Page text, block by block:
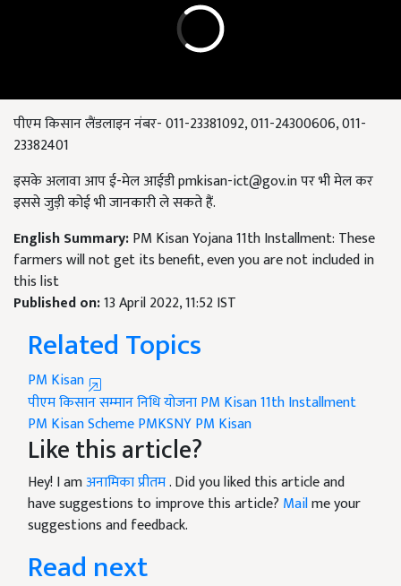
पीएम किसान लैंडलाइन नंबर- 011-23381092, 011-24300606, 011-
23382401
इसके अलावा आप ई-मेल आईडीpmkisan-ict@gov.inपर भी मेल कर
इससे जुड़ी कोई भी जानकारी ले सकते हैं.
English Summary:PM Kisan Yojana 11th Installment: These
farmers will not get its benefit, even you are not included in
this list
Published on:13 April 2022, 11:52 IST
Related Topics
PM Kisan
पीएम किसान सम्मान निधि योजनाPM Kisan 11th Installment
PM Kisan SchemePMKSNYPM Kisan
Like this article?
Hey! I amअनामिका प्रीतम. Did you liked this article and
have suggestions to improve this article? Mailme your
suggestions and feedback.
Read next